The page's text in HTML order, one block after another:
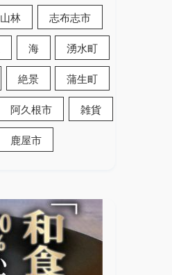
山林 志布志市
海 湧水町
絶景 蒲生町
阿久根市 雑貨
鹿屋市